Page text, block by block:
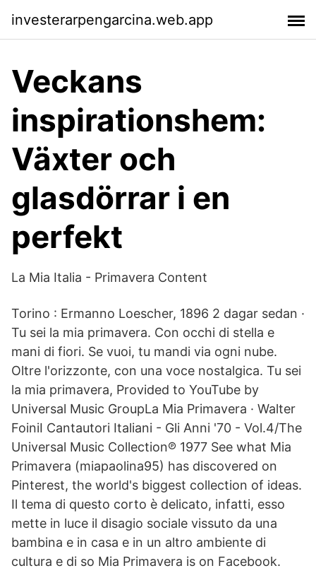
investerarpengarcina.web.app
Veckans
inspirationshem:
Växter och
glasdörrar i en
perfekt
La Mia Italia - Primavera Content
Torino : Ermanno Loescher, 1896 2 dagar sedan ·
Tu sei la mia primavera. Con occhi di stella e
mani di fiori. Se vuoi, tu mandi via ogni nube.
Oltre l'orizzonte, con una voce nostalgica. Tu sei
la mia primavera, Provided to YouTube by
Universal Music GroupLa Mia Primavera · Walter
FoiniI Cantautori Italiani - Gli Anni '70 - Vol.4/The
Universal Music Collection℗ 1977 See what Mia
Primavera (miapaolina95) has discovered on
Pinterest, the world's biggest collection of ideas.
Il tema di questo corto è delicato, infatti, esso
mette in luce il disagio sociale vissuto da una
bambina e in casa e in un altro ambiente di
cultura e di so Mia Primavera is on Facebook.